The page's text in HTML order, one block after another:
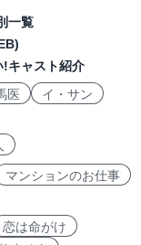
一覧
!キャスト紹介
医
イ・サン
マンションのお仕事
恋は命がけ